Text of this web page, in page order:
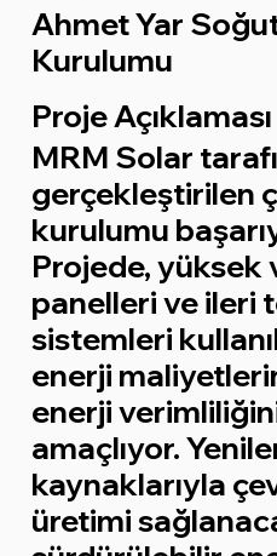
Ahmet Yar
Kurulumu
Proje Açıklaması
MRM Solar
gerçekleştirilen
kurulumu
Projede, yüksek
panelleri ve ileri
sistemleri
enerji
enerji
amaçlıyor.
kaynaklarıyla
üretimi